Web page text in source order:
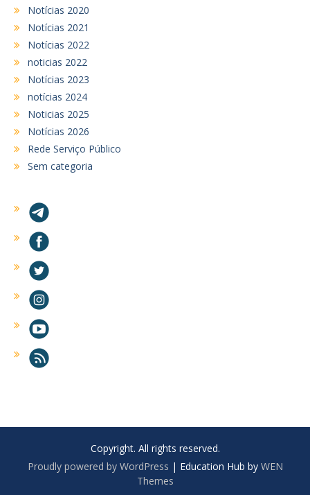
Notícias 2020
Notícias 2021
Notícias 2022
noticias 2022
Notícias 2023
notícias 2024
Noticias 2025
Notícias 2026
Rede Serviço Público
Sem categoria
Copyright. All rights reserved.
Proudly powered by WordPress | Education Hub by WEN
Themes